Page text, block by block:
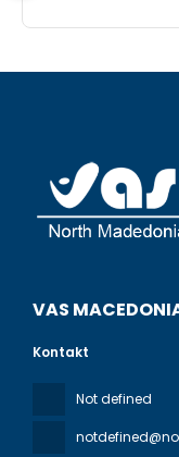
VAS
Kontakt
Not defined